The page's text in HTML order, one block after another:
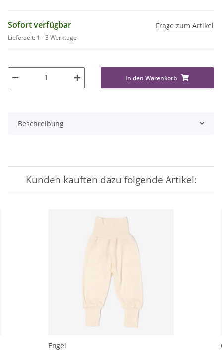
Sofort verfügbar
Lieferzeit: 1 - 3 Werktage
Frage zum Artikel
In den Warenkorb
Beschreibung
Kunden kauften dazu folgende Artikel:
Engel